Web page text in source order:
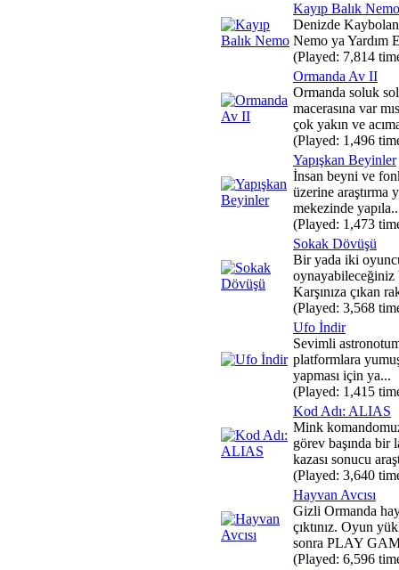
Kayıp Balık Nemo
Denizde Kaybolan
Nemo ya Yardım
(Played: 7,814
Ormanda Av II
Ormanda soluk
macerasına var
çok yakın ve
(Played: 1,496
Yapışkan Beyinler
İnsan beyni ve
üzerine araştırma
mekezinde
(Played: 1,473
Sokak Dövüşü
Bir yada iki
oynayabileceğiniz
Karşınıza çıkan
(Played: 3,568
Ufo İndir
Sevimli
platformlara
yapması için ya...
(Played: 1,415
Kod Adı: ALIAS
Mink
görev başında bir
kazası sonucu
(Played: 3,640
Hayvan Avcısı
Gizli Ormanda
çıktınız. Oyun
sonra PLAY
(Played: 6,596